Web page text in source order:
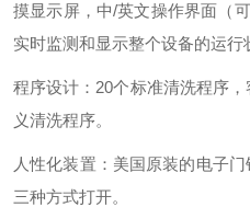
摸显示屏，中/英文操作界面（
实时监测和显示整个设备的运行
程序设计：20个标准清洗程序
义清洗程序。
人性化装置：美国原装的电子
三种方式打开。